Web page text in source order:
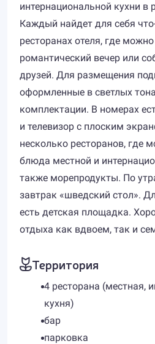
интернациональной кухни в
Каждый найдет для себя
ресторанах отеля, где
романтический вечер или
друзей. Для размещения
оформленные в светлых
комплектации. В номерах
и телевизор с плоским
несколько ресторанов, где
блюда местной и
также морепродукты. По
завтрак «шведский стол».
есть детская площадка.
отдыха как вдвоем, так и
Территория
4 ресторана (местная,
кухня)
бар
парковка